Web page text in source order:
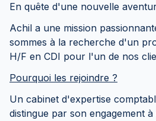
En quête d'une nouvelle
Achil a une mission
sommes à la recherche d'un
H/F en CDI pour l'un de nos
Pourquoi les rejoindre ?
Un cabinet d'expertise
distingue par son engagement